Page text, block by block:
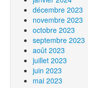
décembre 2023
novembre 2023
octobre 2023
septembre 2023
août 2023
juillet 2023
juin 2023
mai 2023